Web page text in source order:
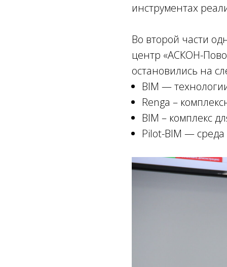
инструментах
Во второй части
центр «АСКОН-
остановились на
BIM —
Renga –
BIM – комплекс
Pilot-BIM —